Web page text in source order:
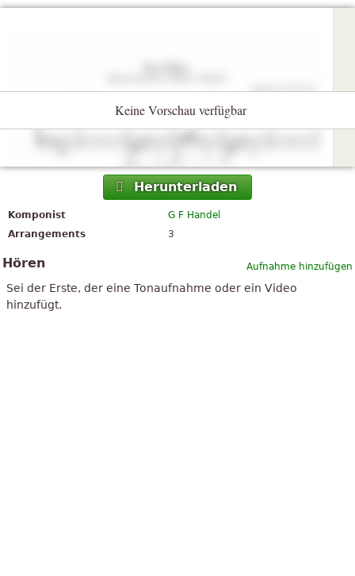
Keine Vorschau verfügbar
Herunterladen
Komponist
G F Handel
Arrangements
3
Aufnahme hinzufügen
Hören
Sei der Erste, der eine Tonaufnahme oder ein Video
hinzufügt.